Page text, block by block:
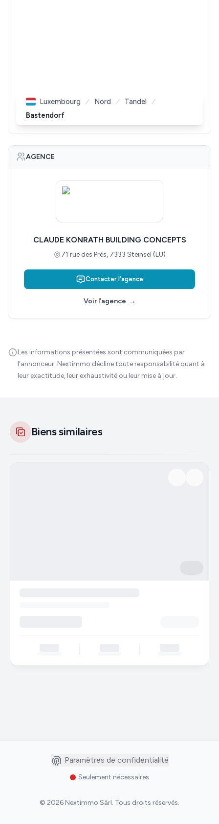
Luxembourg Nord
Tandel
Bastendorf
AGENCE
CLAUDE KONRATH BUILDING CONCEPTS
71 rue des Près, 7333 Steinsel (LU)
Contacter l’agence
Voir l’agence →
Les informations présentées sont communiquées par
l’annonceur. Nextimmo décline toute responsabilité quant à
leur exactitude, leur exhaustivité ou leur mise à jour.
Biens similaires
Paramètres de confidentialité
Seulement nécessaires
© 2026 Nextimmo Sàrl. Tous droits réservés.